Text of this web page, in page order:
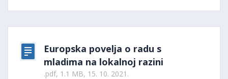
Europska povelja o radu s
mladima na lokalnoj razini
.pdf, 1.1 MB, 15. 10. 2021.